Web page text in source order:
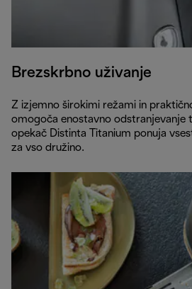
Brezskrbno uživanje
Z izjemno širokimi režami in
omogoča enostavno odstranjevanje
opekač Distinta Titanium ponuja
za vso družino.